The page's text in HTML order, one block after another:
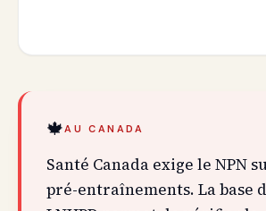
🍁AU CANADA
Santé Canada exige le NPN
pré-entraînements. La base